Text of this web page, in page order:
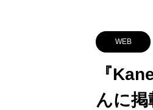
WEB
『
んに掲